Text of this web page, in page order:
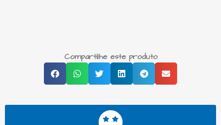
Compartilhe este produto